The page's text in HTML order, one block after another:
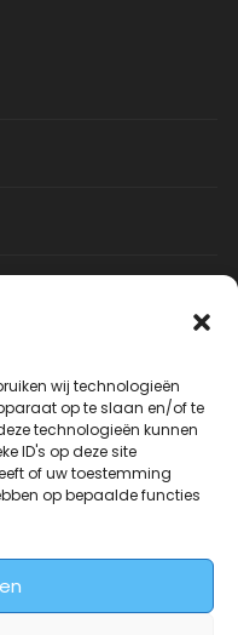
wij technologieën
op te slaan en/of te
technologieën kunnen
ID's op deze site
of uw toestemming
op bepaalde functies
16mm